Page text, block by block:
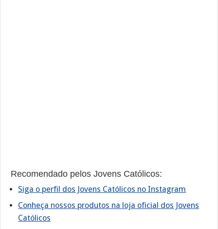
Recomendado pelos Jovens Católicos:
Siga o perfil dos Jovens Católicos no Instagram
Conheça nossos produtos na loja oficial dos Jovens
Católicos